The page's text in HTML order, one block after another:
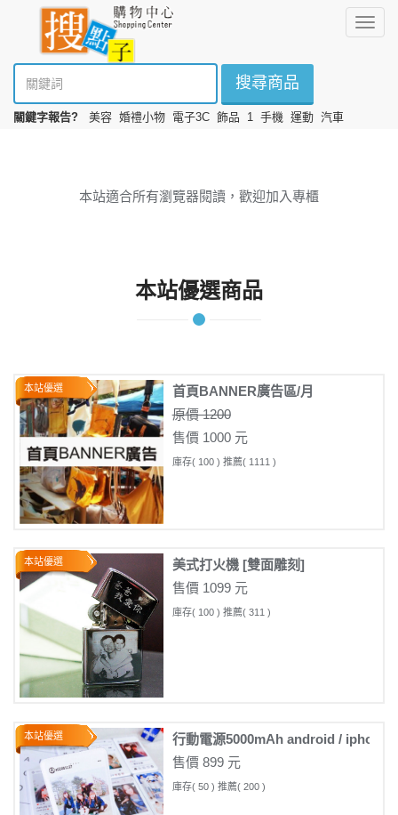
選
搜尋商品
關鍵字報告? 美容 婚禮小物 電子3C 飾品 1 手機 運動 汽車
本站適合所有瀏覽器閱讀，歡迎加入專櫃
本站優選商品
本站優選
首頁BANNER廣告區/月
原價 1200
售價 1000 元
庫存( 100 ) 推薦( 1111 )
本站優選
美式打火機 [雙面雕刻]
售價 1099 元
庫存( 100 ) 推薦( 311 )
本站優選
行動電源5000mAh android / iphone
售價 899 元
庫存( 50 ) 推薦( 200 )